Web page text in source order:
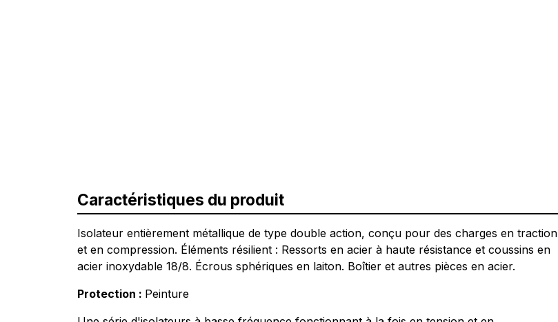
Caractéristiques du produit
Isolateur entièrement métallique de type double action, conçu pour des charges en traction
et en compression. Éléments résilient : Ressorts en acier à haute résistance et coussins en
acier inoxydable 18/8. Écrous sphériques en laiton. Boîtier et autres pièces en acier.
Protection : Peinture